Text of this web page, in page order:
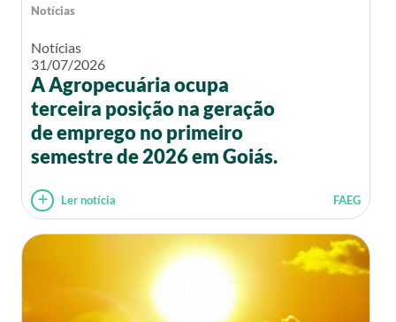
Notícias
Notícias
31/07/2026
A Agropecuária ocupa
terceira posição na geração
de emprego no primeiro
semestre de 2026 em Goiás.
Ler notícia FAEG